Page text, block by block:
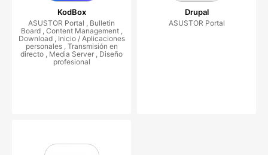
KodBox
ASUSTOR Portal , Bulletin
Board , Content Management ,
Download , Inicio / Aplicaciones
personales , Transmisión en
directo , Media Server , Diseño
profesional
Drupal
ASUSTOR Portal